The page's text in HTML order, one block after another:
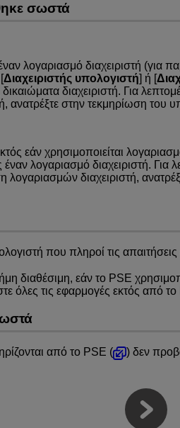
σωστά
λογαριασμό διαχειριστή (για
Διαχειριστής υπολογιστή] ή [
διαχειριστή. Για
ανατρέξτε στην τεκμηρίωση του
εάν χρησιμοποιείται
λογαριασμό διαχειριστή. Για
λογαριασμών διαχειριστή,
που πληροί τις
διαθέσιμη, εάν το PSE
όλες τις εφαρμογές εκτός από
από το PSE ( ) δεν